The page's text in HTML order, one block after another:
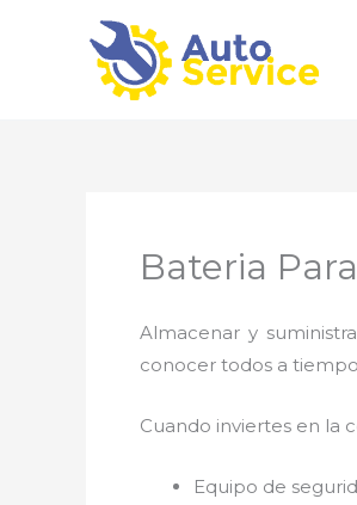
Bateria
Almacenar y
conocer todos a
Cuando inviertes en la
Equipo de